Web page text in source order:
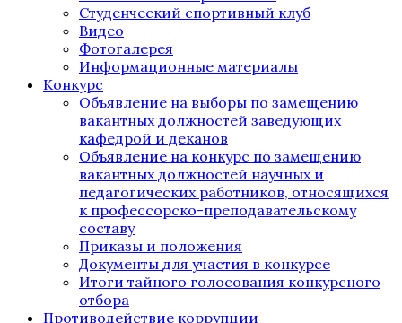
Студенческий спортивный клуб
Видео
Фотогалерея
Информационные материалы
Конкурс
Объявление на выборы по замещению
вакантных должностей заведующих
кафедрой и деканов
Объявление на конкурс по замещению
вакантных должностей научных и
педагогических работников, относящихся
к профессорско-преподавательскому
составу
Приказы и положения
Документы для участия в конкурсе
Итоги тайного голосования конкурсного
отбора
Противодействие коррупции